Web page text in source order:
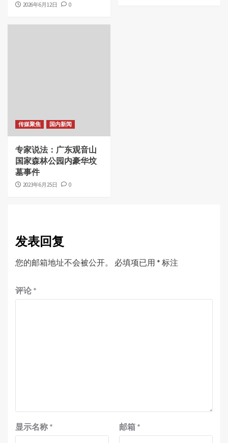
2026年6月12日 0
传媒聚焦 国内新闻
专家说法：广东观音山
国家森林公园内豪华坟
墓事件
2023年6月25日 0
发表回复
您的邮箱地址不会被公开。 必填项已用 * 标注
评论 *
显示名称 * 邮箱 *